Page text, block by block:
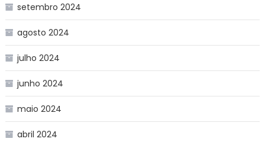
setembro 2024
agosto 2024
julho 2024
junho 2024
maio 2024
abril 2024